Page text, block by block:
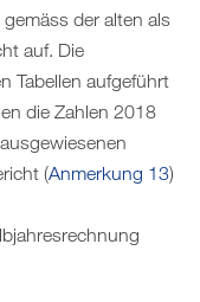
der alten als
auf. Die
Tabellen aufgeführt
die Zahlen 2018
(Anmerkung 13)